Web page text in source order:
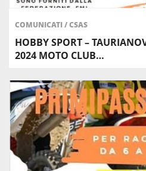
COMUNICATI/CSAS
HOBBY SPORT –
2024 MOTO CLUB…